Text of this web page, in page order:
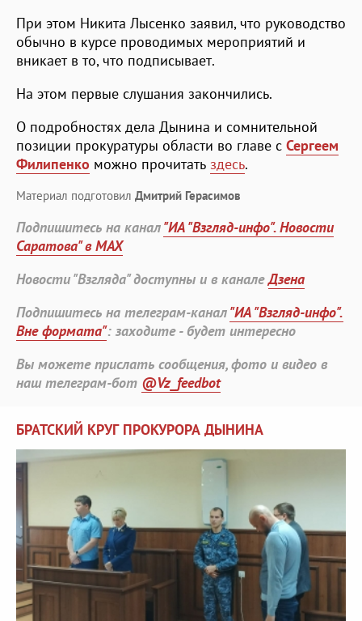
При этом Никита Лысенко заявил, что руководство
обычно в курсе проводимых мероприятий и
вникает в то, что подписывает.
На этом первые слушания закончились.
О подробностях дела Дынина и сомнительной
позиции прокуратуры области во главе с Сергеем
Филипенко можно прочитать здесь.
Материал подготовил Дмитрий Герасимов
Подпишитесь на канал"ИА "Взгляд-инфо". Новости
Саратова" в MAX
Новости "Взгляда" доступны и в каналеДзена
Подпишитесь на телеграм-канал"ИА "Взгляд-инфо".
Вне формата": заходите - будет интересно
Вы можете прислать сообщения, фото и видео в
наш телеграм-бот @Vz_feedbot
БРАТСКИЙ КРУГ ПРОКУРОРА ДЫНИНА